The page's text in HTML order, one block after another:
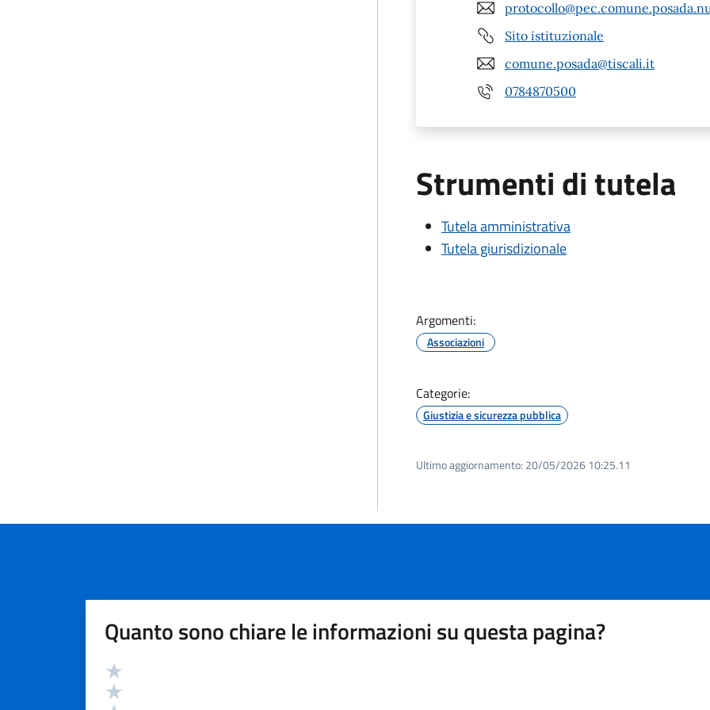
Sito istituzionale
comune.posada@tiscali.it
0784870500
Strumenti di tutela
Tutela amministrativa
Tutela giurisdizionale
Argomenti:
Associazioni
Categorie:
Giustizia e sicurezza pubblica
Ultimo aggiornamento: 20/05/2026 10:25.11
Quanto sono chiare le informazioni su questa pagina?
Valutazione